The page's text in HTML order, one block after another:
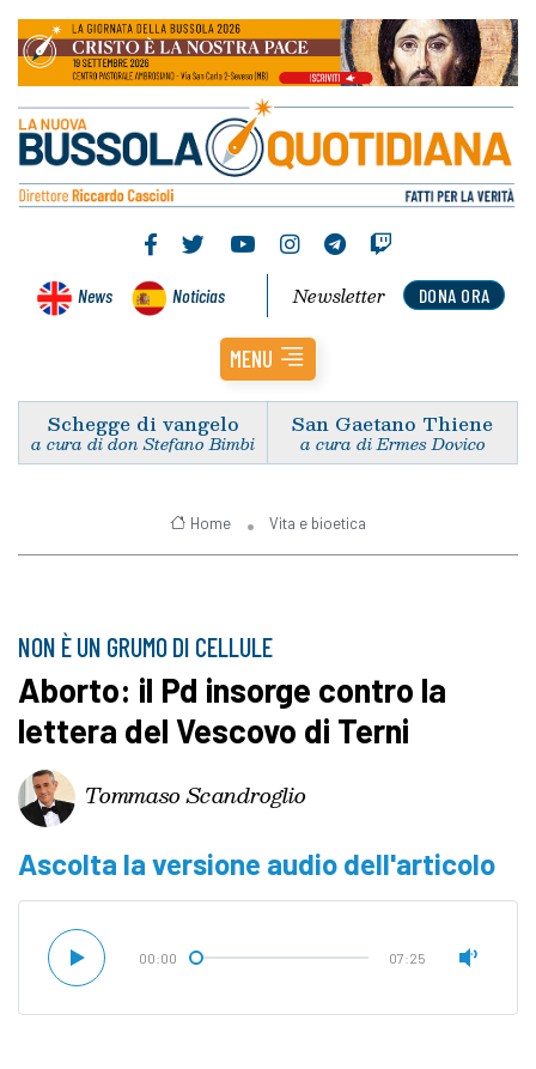
News Noticias DONA ORA
Newsletter
MENU
Schegge di vangelo
a cura di don Stefano Bimbi
San Gaetano Thiene
a cura di Ermes Dovico
Home Vita e bioetica
NON È UN GRUMO DI CELLULE
Aborto: il Pd insorge contro la
lettera del Vescovo di Terni
Tommaso Scandroglio
Ascolta la versione audio dell'articolo
00:00 07:25